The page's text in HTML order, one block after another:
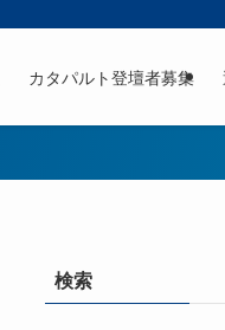
カタパルト登壇者募集
検索